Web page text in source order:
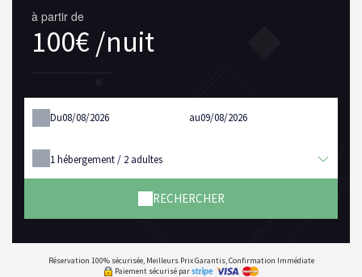
à partir de
100€ /nuit
Du au
1hébergement / 2 adultes
RECHERCHER
Réservation 100% sécurisée, Meilleurs Prix Garantis, Confirmation Immédiate
Paiement sécurisé par